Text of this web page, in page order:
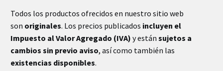
Todos los productos ofrecidos en nuestro sitio web
son originales. Los precios publicados incluyen el
Impuesto al Valor Agregado (IVA) y están sujetos a
cambios sin previo aviso, así como también las
existencias disponibles.